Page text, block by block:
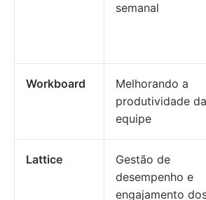
semanal
Workboard
Melhorando a
produtividade da
equipe
Lattice
Gestão de
desempenho e
engajamento